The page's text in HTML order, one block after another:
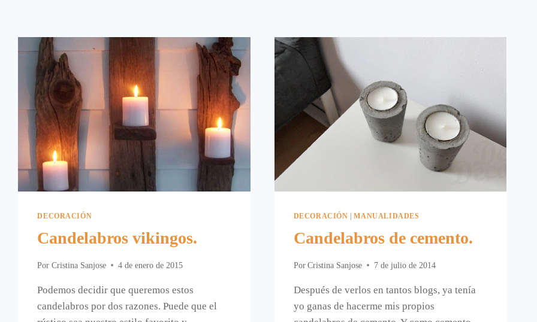
DECORACIÓN
Candelabros vikingos.
Por Cristina Sanjose 4 de enero de 2015
Podemos decidir que queremos estos
candelabros por dos razones. Puede que el
DECORACIÓN |MANUALIDADES
Candelabros de cemento.
Por Cristina Sanjose 7 de julio de 2014
Después de verlos en tantos blogs, ya tenía
yo ganas de hacerme mis propios